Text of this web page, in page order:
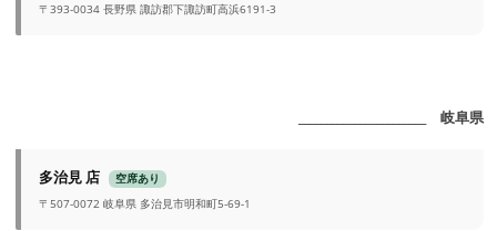
〒393-0034 長野県 諏訪郡下諏訪町高浜6191-3
_______________________ 岐阜県
多治見 店
空席あり
〒507-0072 岐阜県 多治見市明和町5-69-1